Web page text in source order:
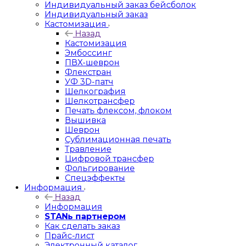
Индивидуальный заказ бейсболок
Индивидуальный заказ
Кастомизация
Назад
Кастомизация
Эмбоссинг
ПВХ-шеврон
Флекстран
УФ 3D-патч
Шелкография
Шелкотрансфер
Печать флексом, флоком
Вышивка
Шеврон
Сублимационная печать
Травление
Цифровой трансфер
Фольгирование
Спецэффекты
Информация
Назад
Информация
STANь партнером
Как сделать заказ
Прайс-лист